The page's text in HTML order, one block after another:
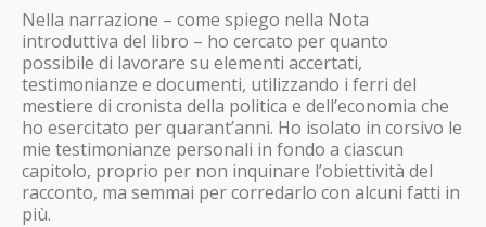
Nella narrazione – come spiego nella Nota
introduttiva del libro – ho cercato per quanto
possibile di lavorare su elementi accertati,
testimonianze e documenti, utilizzando i ferri del
mestiere di cronista della politica e dell’economia che
ho esercitato per quarant’anni. Ho isolato in corsivo le
mie testimonianze personali in fondo a ciascun
capitolo, proprio per non inquinare l’obiettività del
racconto, ma semmai per corredarlo con alcuni fatti in
più.